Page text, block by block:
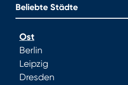
Beliebte Städte
Ost
Berlin
Leipzig
Dresden